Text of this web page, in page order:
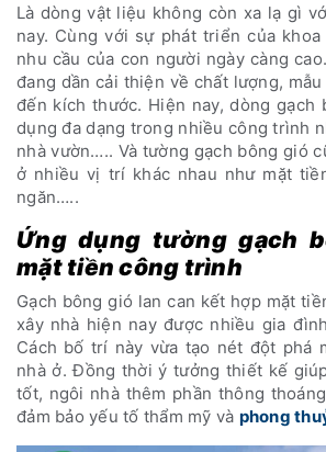
Là dòng vật liệu không còn xa lạ gì
nay. Cùng với sự phát triển của
nhu cầu của con người ngày càng
đang dần cải thiện về chất lượng,
đến kích thước. Hiện nay, dòng gạch
dụng đa dạng trong nhiều công trình
nhà vườn….. Và tường gạch bông gió
ở nhiều vị trí khác nhau như mặt
ngăn…..
Ứng dụng tường gạch
mặt tiền công trình
Gạch bông gió lan can kết hợp mặt
xây nhà hiện nay được nhiều gia
Cách bố trí này vừa tạo nét đột phá
nhà ở. Đồng thời ý tưởng thiết kế
tốt, ngôi nhà thêm phần thông
đảm bảo yếu tố thẩm mỹ và phong